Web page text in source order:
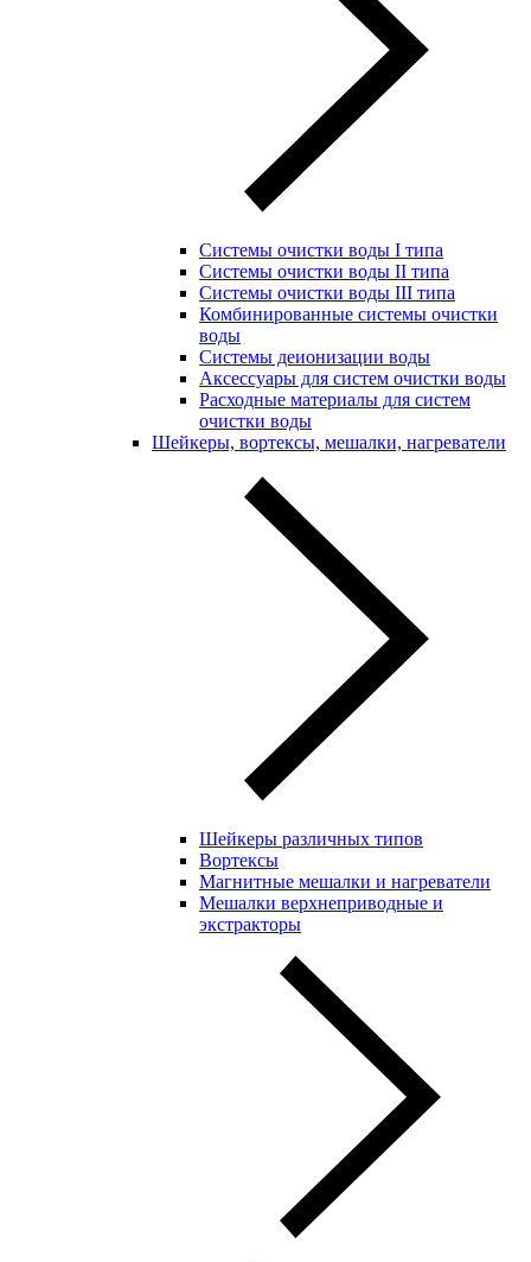
Системы очистки воды I типа
Системы очистки воды II типа
Системы очистки воды III типа
Комбинированные системы очистки
воды
Системы деионизации воды
Аксессуары для систем очистки воды
Расходные материалы для систем
очистки воды
Шейкеры, вортексы, мешалки, нагреватели
Шейкеры различных типов
Вортексы
Магнитные мешалки и нагреватели
Мешалки верхнеприводные и
экстракторы